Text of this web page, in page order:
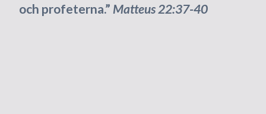
och profeterna.” Matteus 22:37-40